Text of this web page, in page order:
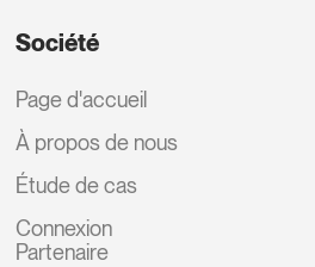
Société
Page d'accueil
À propos de nous
Étude de cas
Connexion
Partenaire